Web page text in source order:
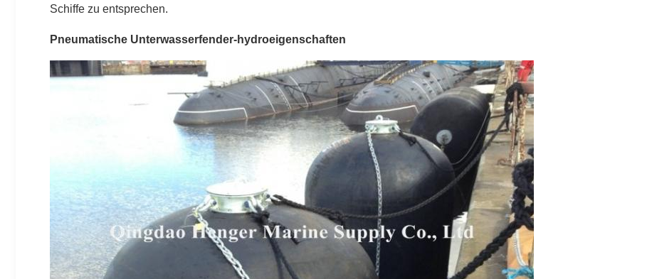
Schiffe zu entsprechen.
Pneumatische Unterwasserfender-hydroeigenschaften